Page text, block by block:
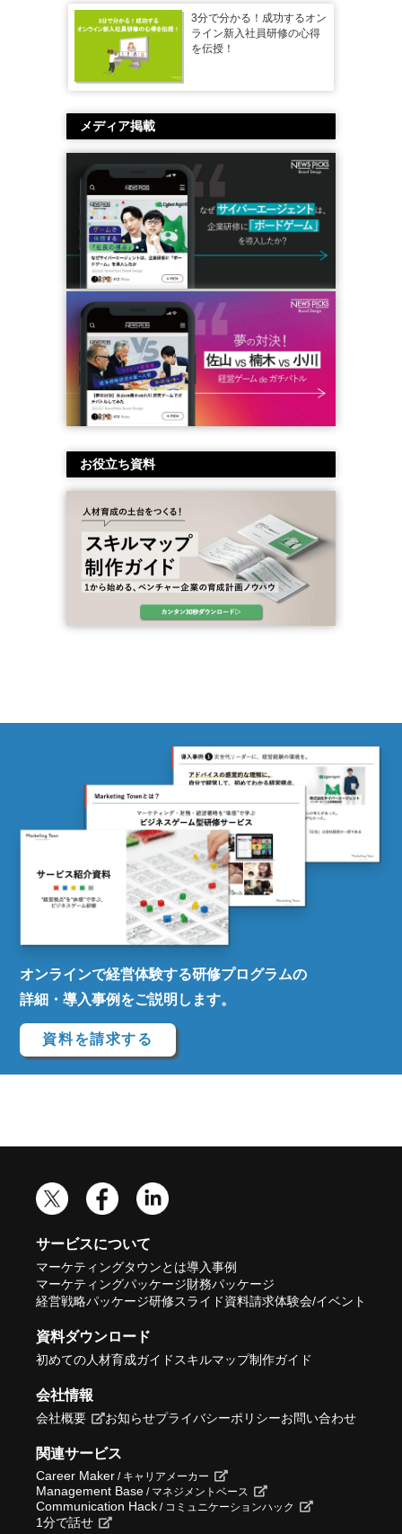
3分で分かる！成功するオン
ライン新入社員研修の心得
を伝授！
メディア掲載
お役立ち資料
オンラインで経営体験する研修プログラムの
詳細・導入事例をご説明します。
資料を請求する
サービスについて
マーケティングタウンとは導入事例
マーケティングパッケージ財務パッケージ
経営戦略パッケージ研修スライド資料請求体験会/イベント
資料ダウンロード
初めての人材育成ガイドスキルマップ制作ガイド
会社情報
会社概要 お知らせプライバシーポリシーお問い合わせ
関連サービス
Career Maker / キャリアメーカー
Management Base / マネジメントベース
Communication Hack / コミュニケーションハック
1分で話せ